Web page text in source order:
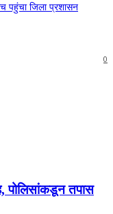
पहुंचा जिला प्रशासन
0
पोलिसांकडून तपास